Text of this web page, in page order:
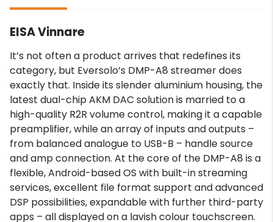
EISA Vinnare
It’s not often a product arrives that redefines its
category, but Eversolo’s DMP-A8 streamer does
exactly that. Inside its slender aluminium housing, the
latest dual-chip AKM DAC solution is married to a
high-quality R2R volume control, making it a capable
preamplifier, while an array of inputs and outputs –
from balanced analogue to USB-B – handle source
and amp connection. At the core of the DMP-A8 is a
flexible, Android-based OS with built-in streaming
services, excellent file format support and advanced
DSP possibilities, expandable with further third-party
apps – all displayed on a lavish colour touchscreen.